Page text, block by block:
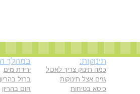
תינוקות:
כמה תינוק צריך לאכול
גזים אצל תינוקות
כיסא בטיחות
במהלך
ירידת מים
ברזל בהריון
חום בהריון